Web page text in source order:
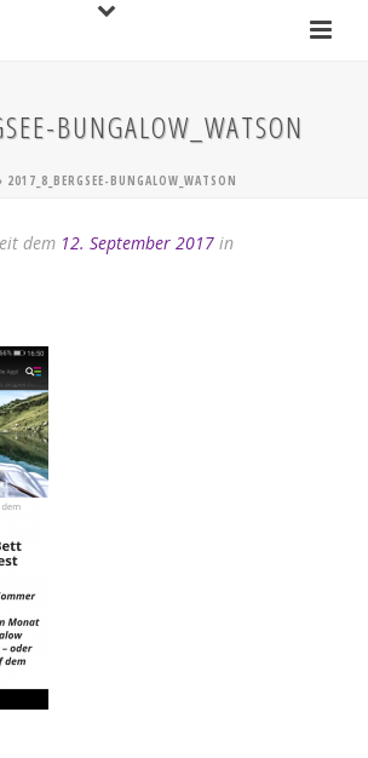
BUNGALOW_WATSON
2017_8_BERGSEE-BUNGALOW_WATSON
dem 12. September 2017 in